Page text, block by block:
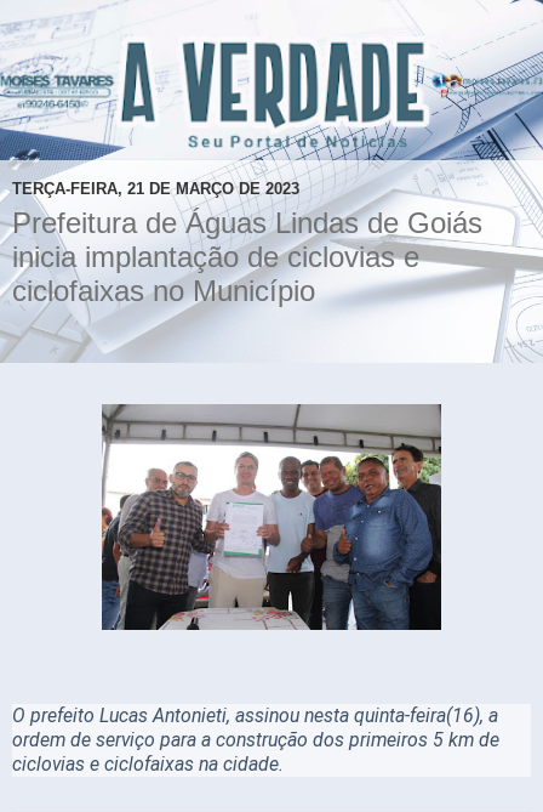
TERÇA-FEIRA, 21 DE MARÇO DE 2023
Prefeitura de Águas Lindas de Goiás
inicia implantação de ciclovias e
ciclofaixas no Município
O prefeito Lucas Antonieti, assinou nesta quinta-feira(16), a
ordem de serviço para a construção dos primeiros 5 km de
ciclovias e ciclofaixas na cidade.